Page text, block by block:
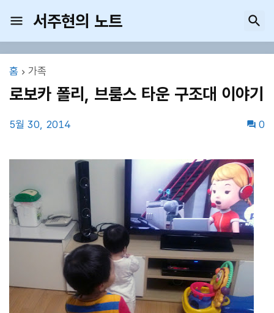
서주현의 노트
홈 가족
로보카 폴리, 브룸스 타운 구조대 이야기
5월 30, 2014 0